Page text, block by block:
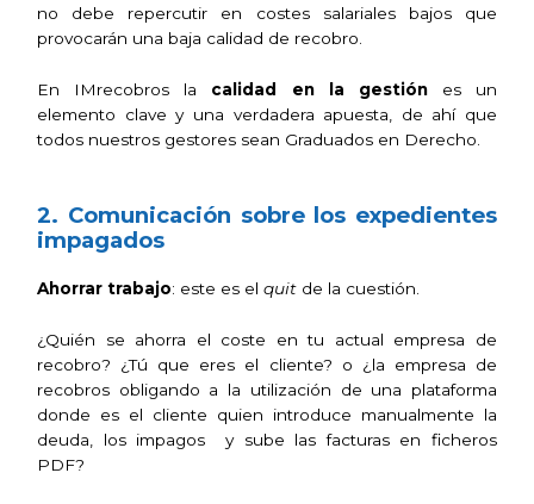
no debe repercutir en costes salariales bajos que
provocarán una baja calidad de recobro.
En IMrecobros la calidad en la gestiónes un
elemento clave y una verdadera apuesta, de ahí que
todos nuestros gestores sean Graduados en Derecho.
2. Comunicación sobre los expedientes
impagados
Ahorrar trabajo: este es elquit de la cuestión.
¿Quién se ahorra el coste en tu actual empresa de
recobro? ¿Tú que eres el cliente? o ¿la empresa de
recobros obligando a la utilización de una plataforma
donde es el cliente quien introduce manualmente la
deuda, los impagos y sube las facturas en ficheros
PDF?